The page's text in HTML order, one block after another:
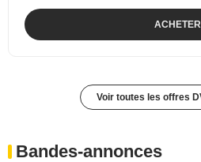
ACHETER
Voir toutes les offres
Bandes-annonces